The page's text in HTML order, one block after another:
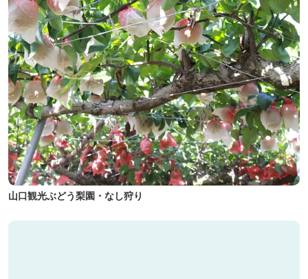
山口観光ぶどう梨園・なし狩り